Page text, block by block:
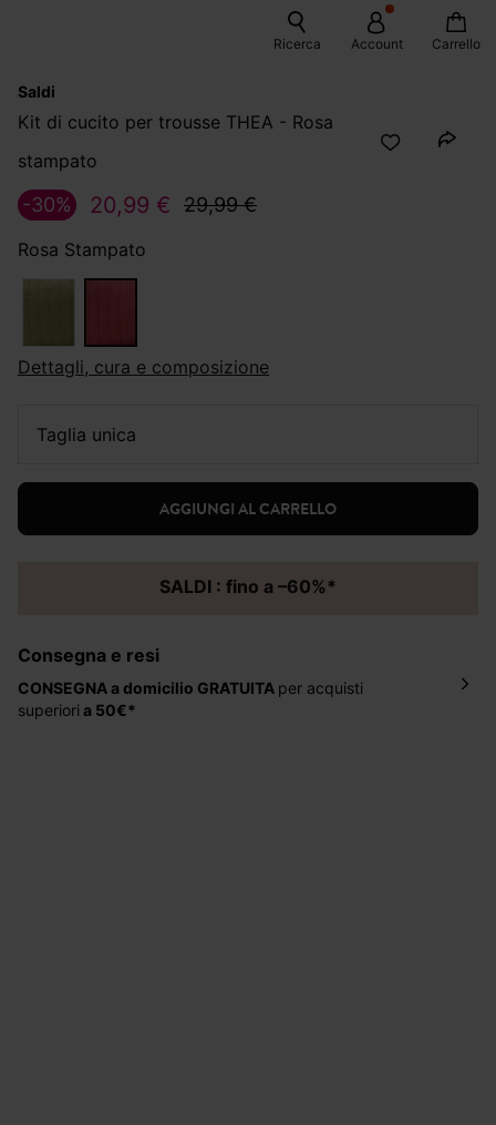
Ricerca Account Carrello
Saldi
Kit di cucito per trousse THEA - Rosa
stampato
20,99 € 29,99 €
-30%
Rosa Stampato
dettagli, cura e composizione
taglia unica
AGGIUNGI AL CARRELLO
SALDI : fino a –60%*
Consegna e resi
CONSEGNA a domicilio GRATUITA per acquisti
superiori a 50€*